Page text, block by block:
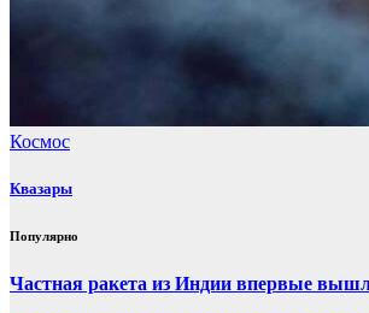
Космос
Квазары
Популярно
Частная ракета из Индии впервые